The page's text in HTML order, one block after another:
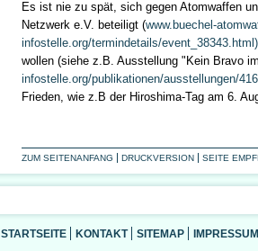
Es ist nie zu spät, sich gegen Atomwaffen
Netzwerk e.V. beteiligt (www.buechel-
infostelle.org/termindetails/
wollen (siehe z.B. Ausstellung "Kein Bravo
infostelle.org/publikationen/ausstellungen/
Frieden, wie z.B der Hiroshima-Tag am 6.
ZUM SEITENANFANG DRUCKVERSION SEITE
STARTSEITE KONTAKT SITEMAP IMPRESSUM